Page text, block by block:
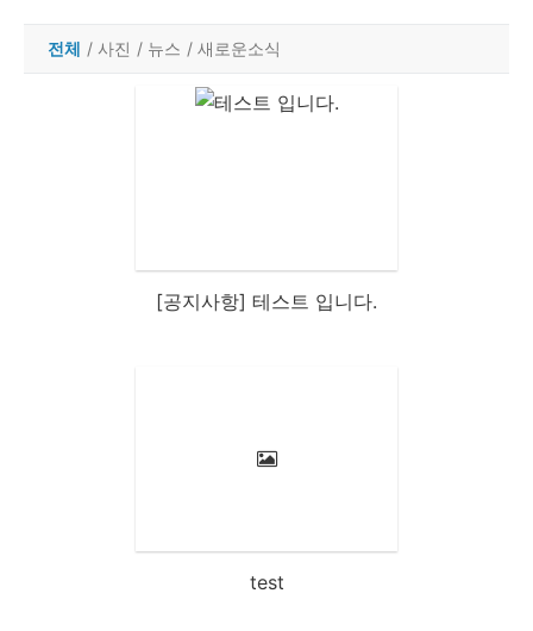
전체 / 사진 / 뉴스 / 새로운소식
[공지사항] 테스트 입니다.
test